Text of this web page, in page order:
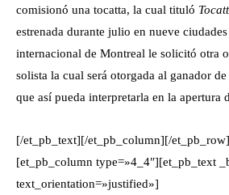
comisionó una tocatta, la cual tituló
estrenada durante julio en nueve
internacional de Montreal le solicitó otra
solista la cual será otorgada al ganador
que así pueda interpretarla en la apertura
[/et_pb_text][/et_pb_column][/
[et_pb_column type=»4_4″][et_pb_text
text_orientation=»justified»]